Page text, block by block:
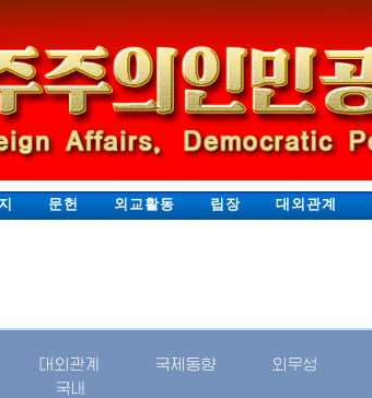
문헌 외교활동 립장 대외관계
대외관계
국내
국제동향 외무성